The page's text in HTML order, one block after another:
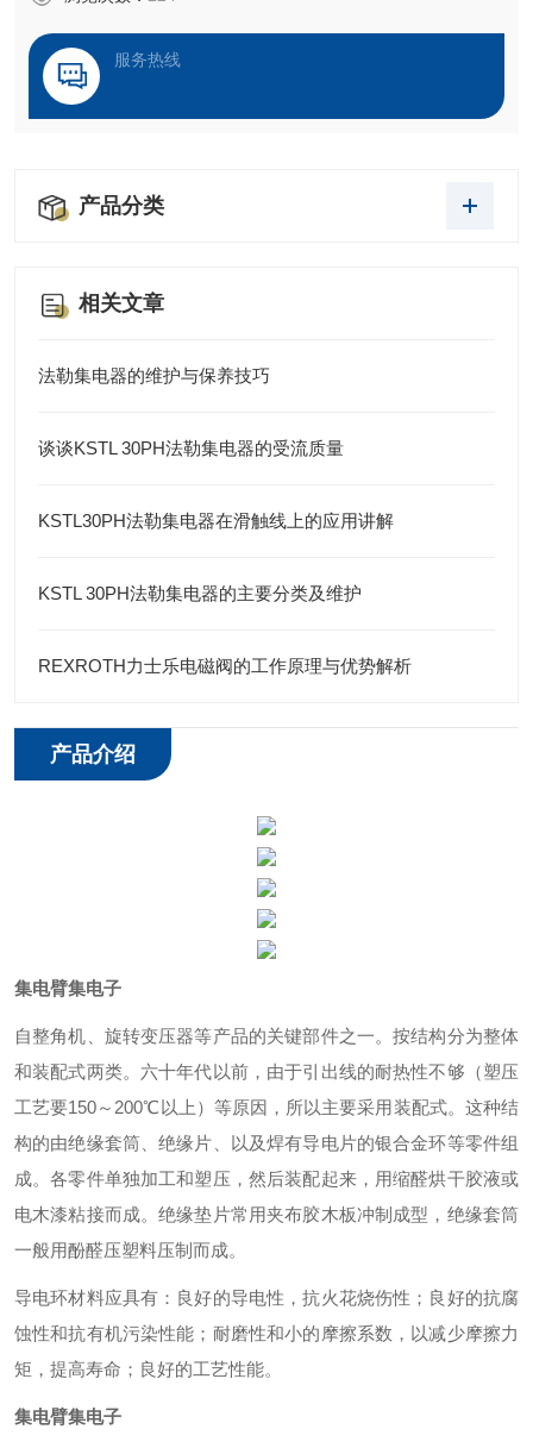
服务热线
产品分类
相关文章
法勒集电器的维护与保养技巧
谈谈KSTL 30PH法勒集电器的受流质量
KSTL30PH法勒集电器在滑触线上的应用讲解
KSTL 30PH法勒集电器的主要分类及维护
REXROTH力士乐电磁阀的工作原理与优势解析
产品介绍
集电臂集电子
自整角机、旋转变压器等产品的关键部件之一。按结构分为整体
和装配式两类。六十年代以前，由于引出线的耐热性不够（塑压
工艺要150～200℃以上）等原因，所以主要采用装配式。这种结
构的由绝缘套筒、绝缘片、以及焊有导电片的银合金环等零件组
成。各零件单独加工和塑压，然后装配起来，用缩醛烘干胶液或
电木漆粘接而成。绝缘垫片常用夹布胶木板冲制成型，绝缘套筒
一般用酚醛压塑料压制而成。
导电环材料应具有：良好的导电性，抗火花烧伤性；良好的抗腐
蚀性和抗有机污染性能；耐磨性和小的摩擦系数，以减少摩擦力
矩，提高寿命；良好的工艺性能。
集电臂集电子